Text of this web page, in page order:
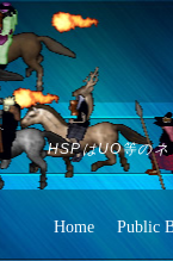
HSPはUO等の
Home Public